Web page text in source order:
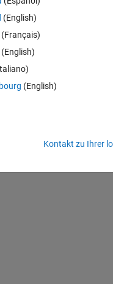
(English)
(Français)
(English)
(English)
Kontakt zu Ihrer